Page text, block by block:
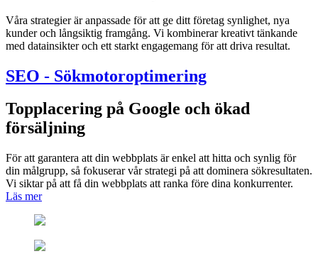
Våra strategier är anpassade för att ge ditt företag synlighet, nya
kunder och långsiktig framgång. Vi kombinerar kreativt tänkande
med datainsikter och ett starkt engagemang för att driva resultat.
SEO - Sökmotoroptimering
Topplacering på Google och ökad
försäljning
För att garantera att din webbplats är enkel att hitta och synlig för
din målgrupp, så fokuserar vår strategi på att dominera sökresultaten.
Vi siktar på att få din webbplats att ranka före dina konkurrenter.
Läs mer